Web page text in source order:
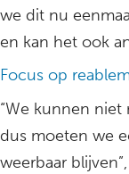
we dit nu
en kan het ook
Focus op
“We kunnen niet
dus moeten we
weerbaar